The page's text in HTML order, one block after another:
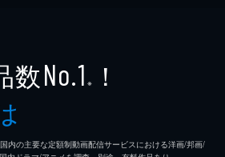
数No.1 ※ ！
内の主要な定額制動画配信サービスにおける洋画/邦画/